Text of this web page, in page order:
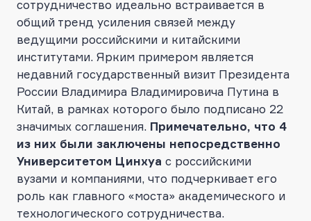
сотрудничество идеально встраивается в
общий тренд усиления связей между
ведущими российскими и китайскими
институтами. Ярким примером является
недавний государственный визит Президента
России Владимира Владимировича Путина в
Китай, в рамках которого было подписано 22
значимых соглашения. Примечательно, что 4
из них были заключены непосредственно
Университетом Цинхуа с российскими
вузами и компаниями, что подчеркивает его
роль как главного «моста» академического и
технологического сотрудничества.